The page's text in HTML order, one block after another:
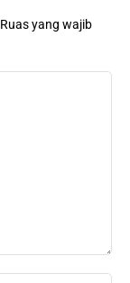
Ruas yang wajib